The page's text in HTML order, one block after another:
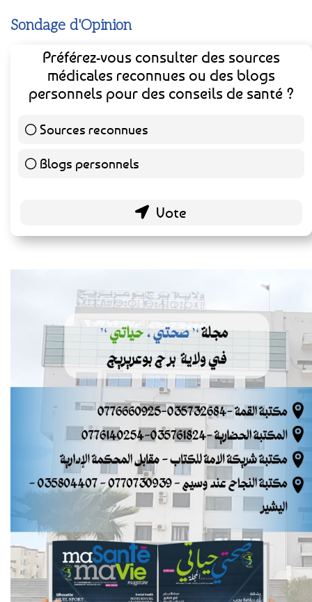
Sondage d'Opinion
Préférez-vous consulter des sources
médicales reconnues ou des blogs
personnels pour des conseils de santé ?
Sources reconnues
Blogs personnels